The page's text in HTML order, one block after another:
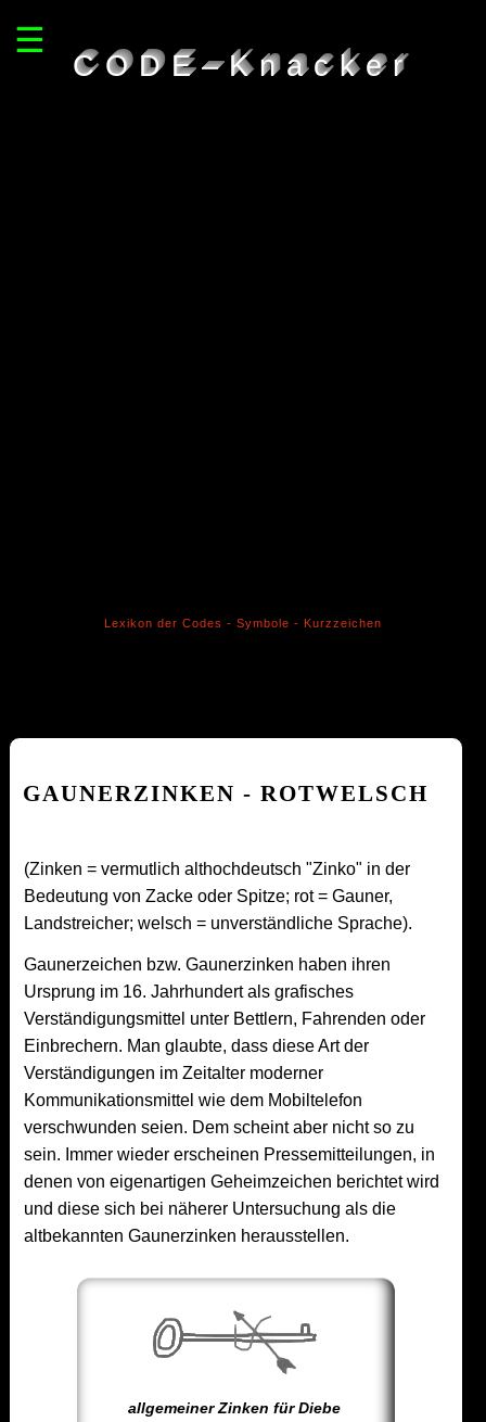
CODE–Knacker
Lexikon der Codes - Symbole - Kurzzeichen
☰
GAUNERZINKEN - ROTWELSCH
(Zinken = vermutlich althochdeutsch "Zinko" in der
Bedeutung von Zacke oder Spitze; rot = Gauner,
Landstreicher; welsch = unverständliche Sprache).
Gaunerzeichen bzw. Gaunerzinken haben ihren
Ursprung im 16. Jahrhundert als grafisches
Verständigungsmittel unter Bettlern, Fahrenden oder
Einbrechern. Man glaubte, dass diese Art der
Verständigungen im Zeitalter moderner
Kommunikationsmittel wie dem Mobiltelefon
verschwunden seien. Dem scheint aber nicht so zu
sein. Immer wieder erscheinen Pressemitteilungen, in
denen von eigenartigen Geheimzeichen berichtet wird
und diese sich bei näherer Untersuchung als die
altbekannten Gaunerzinken herausstellen.
allgemeiner Zinken für Diebe